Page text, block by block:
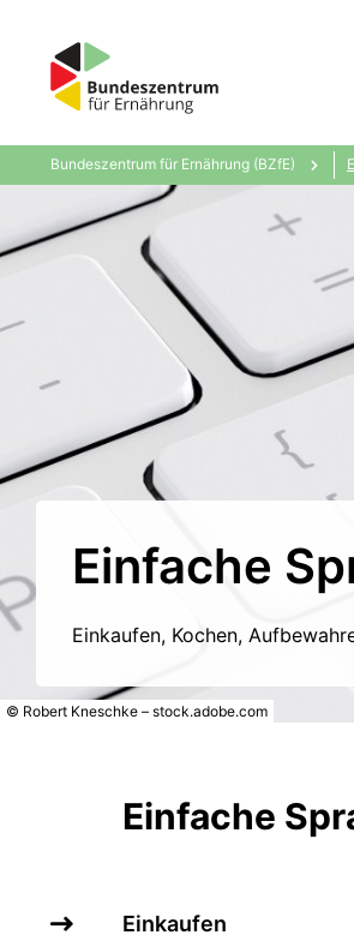
Bundeszentrum für Ernährung (BZfE)
Einfache
Einkaufen, Kochen,
© Robert Kneschke – stock.adobe.com
Einfache
Einkaufen